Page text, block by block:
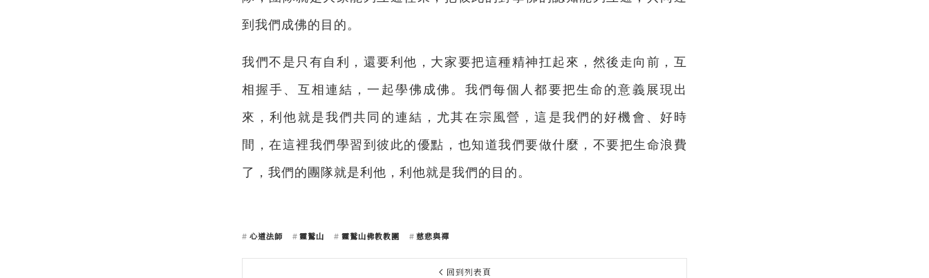
到我們成佛的目的。
我們不是只有自利，還要利他，大家要把這種精神扛起來，然後走向前，互
相握手、互相連結，一起學佛成佛。我們每個人都要把生命的意義展現出
來，利他就是我們共同的連結，尤其在宗風營，這是我們的好機會、好時
間，在這裡我們學習到彼此的優點，也知道我們要做什麼，不要把生命浪費
了，我們的團隊就是利他，利他就是我們的目的。
心道法師 靈鷲山 靈鷲山佛教教團 慈悲與禪
回到列表頁